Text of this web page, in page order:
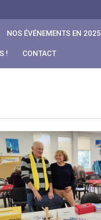
NOS ÉVÉNEMENTS EN 2025
! CONTACT